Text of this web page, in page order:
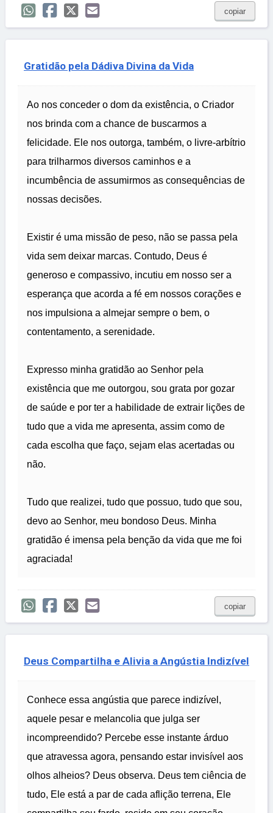
copiar
Gratidão pela Dádiva Divina da Vida
Ao nos conceder o dom da existência, o Criador
nos brinda com a chance de buscarmos a
felicidade. Ele nos outorga, também, o livre-arbítrio
para trilharmos diversos caminhos e a
incumbência de assumirmos as consequências de
nossas decisões.
Existir é uma missão de peso, não se passa pela
vida sem deixar marcas. Contudo, Deus é
generoso e compassivo, incutiu em nosso ser a
esperança que acorda a fé em nossos corações e
nos impulsiona a almejar sempre o bem, o
contentamento, a serenidade.
Expresso minha gratidão ao Senhor pela
existência que me outorgou, sou grata por gozar
de saúde e por ter a habilidade de extrair lições de
tudo que a vida me apresenta, assim como de
cada escolha que faço, sejam elas acertadas ou
não.
Tudo que realizei, tudo que possuo, tudo que sou,
devo ao Senhor, meu bondoso Deus. Minha
gratidão é imensa pela benção da vida que me foi
agraciada!
copiar
Deus Compartilha e Alivia a Angústia Indizível
Conhece essa angústia que parece indizível,
aquele pesar e melancolia que julga ser
incompreendido? Percebe esse instante árduo
que atravessa agora, pensando estar invisível aos
olhos alheios? Deus observa. Deus tem ciência de
tudo, Ele está a par de cada aflição terrena, Ele